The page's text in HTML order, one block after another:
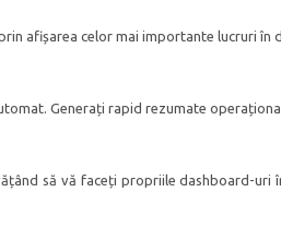
afișarea celor mai importante lucruri în
Generați rapid rezumate
să vă faceți propriile dashboard-uri